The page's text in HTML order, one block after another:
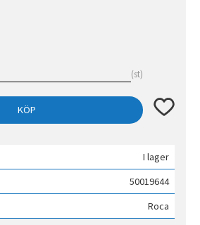
st
KÖP Lägg till
I lager
50019644
Roca